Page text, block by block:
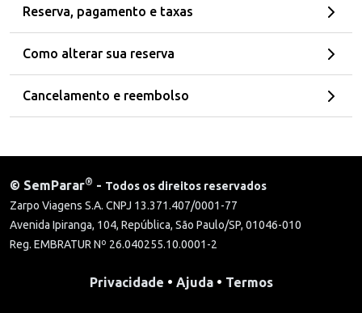
Reserva, pagamento e taxas
Como alterar sua reserva
Cancelamento e reembolso
© SemParar® - Todos os direitos reservados
Zarpo Viagens S.A. CNPJ 13.371.407/0001-77
Avenida Ipiranga, 104, República, São Paulo/SP, 01046-010
Reg. EMBRATUR Nº 26.040255.10.0001-2
Privacidade • Ajuda • Termos